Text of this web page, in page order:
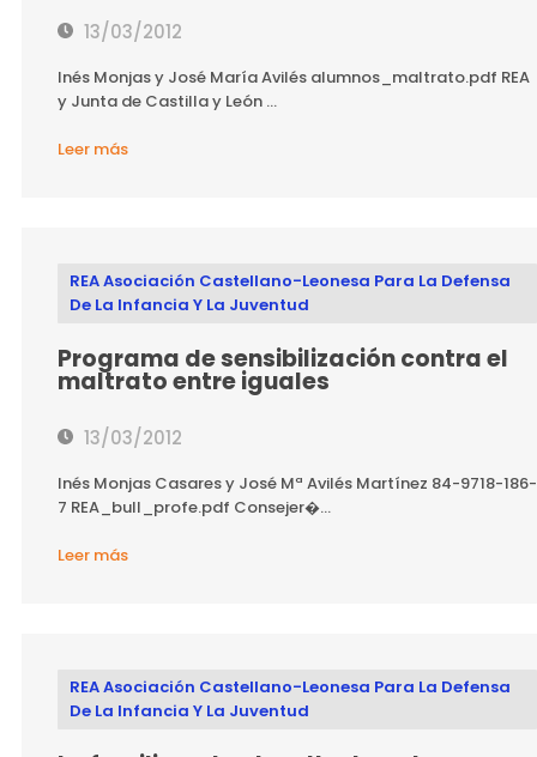
13/03/2012
Inés Monjas y José María Avilés alumnos_maltrato.pdf REA
y Junta de Castilla y León ...
Leer más
REA Asociación Castellano-Leonesa Para La Defensa
De La Infancia Y La Juventud
Programa de sensibilización contra el
maltrato entre iguales
13/03/2012
Inés Monjas Casares y José Mª Avilés Martínez 84-9718-186-
7 REA_bull_profe.pdf Consejer�...
Leer más
REA Asociación Castellano-Leonesa Para La Defensa
De La Infancia Y La Juventud